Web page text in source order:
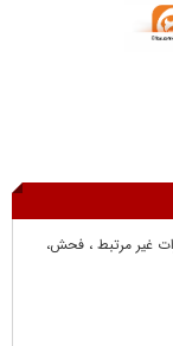
غير مرتبط ، فحش،